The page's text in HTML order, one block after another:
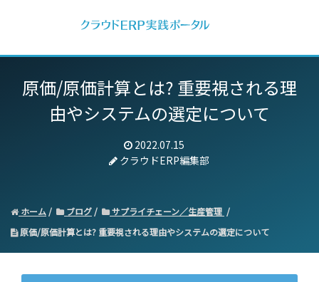
原価/原価計算とは? 重要視される理
由やシステムの選定について
2022.07.15
クラウドERP編集部
ホーム ブログ
サプライチェーン／生産管理
原価/原価計算とは? 重要視される理由やシステムの選定について